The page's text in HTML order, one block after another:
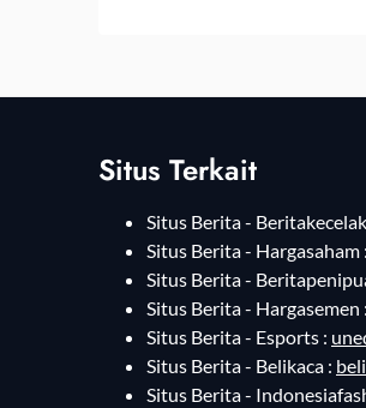
Situs Terkait
Situs Berita -
Situs Berita - Hargasaham :
Situs Berita -
Situs Berita - Hargasemen :
Situs Berita - Esports :
Situs Berita - Belikaca :
Situs Berita -